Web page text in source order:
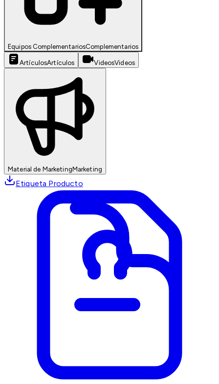
Equipos ComplementariosComplementarios
ArtículosArtículos VideosVideos
Material de MarketingMarketing
Etiqueta Producto